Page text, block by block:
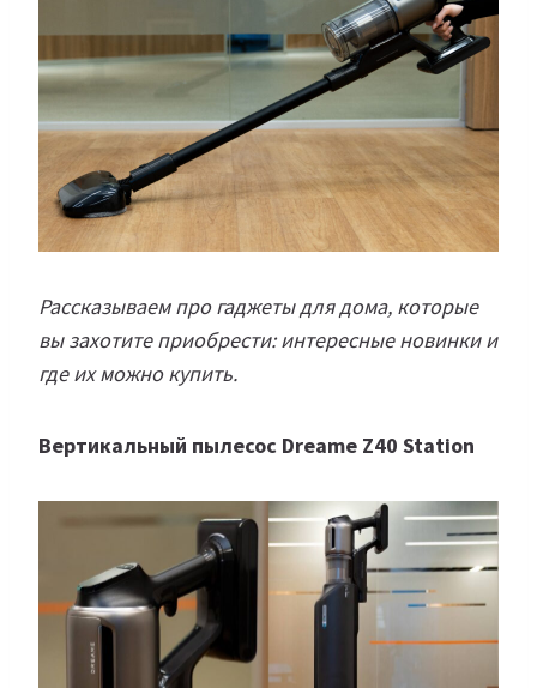
Рассказываем про гаджеты для дома, которые
вы захотите приобрести: интересные новинки и
где их можно купить.
Вертикальный пылесос Dreame Z40 Station